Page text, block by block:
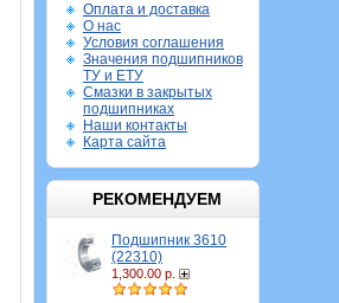
Оплата и доставка
О нас
Условия соглашения
Значения подшипников
ТУ и ЕТУ
Смазки в закрытых
подшипниках
Наши контакты
Карта сайта
РЕКОМЕНДУЕМ
Подшипник 3610
(22310)
1,300.00 р.